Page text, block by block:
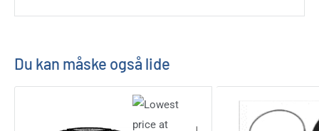
Du kan måske også lide